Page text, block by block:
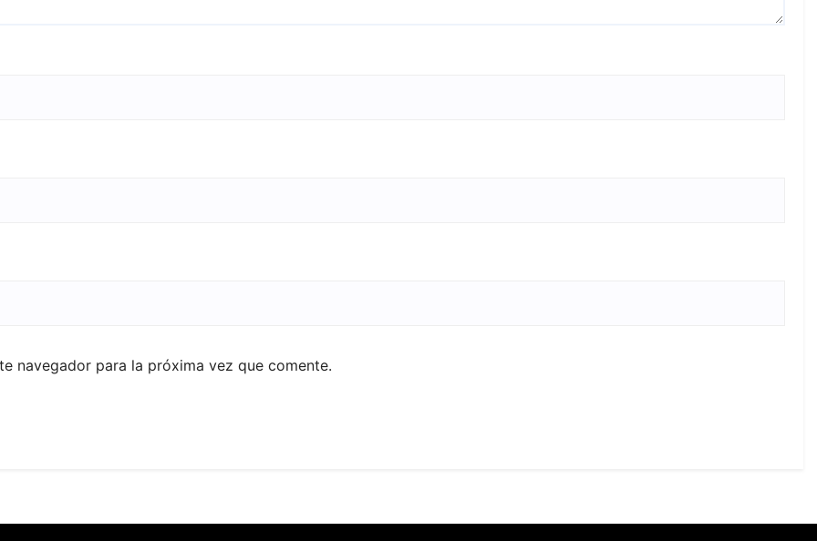
navegador para la próxima vez que comente.